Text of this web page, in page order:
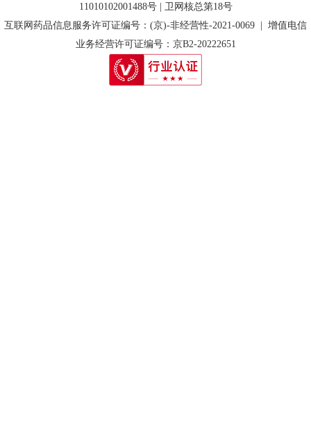
11010102001488号 | 卫网核总第18号
互联网药品信息服务许可证编号：(京)-非经营性-2021-0069 | 增值电信
业务经营许可证编号：京B2-20222651